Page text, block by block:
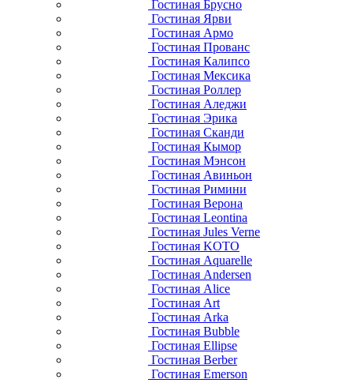
Гостиная Брусно
Гостиная Ярви
Гостиная Армо
Гостиная Прованс
Гостиная Калипсо
Гостиная Мексика
Гостиная Роллер
Гостиная Аледжи
Гостиная Эрика
Гостиная Сканди
Гостиная Кымор
Гостиная Мэнсон
Гостиная Авиньон
Гостиная Римини
Гостиная Верона
Гостиная Leontina
Гостиная Jules Verne
Гостиная KOTO
Гостиная Aquarelle
Гостиная Andersen
Гостиная Alice
Гостиная Art
Гостиная Arka
Гостиная Bubble
Гостиная Ellipse
Гостиная Berber
Гостиная Emerson